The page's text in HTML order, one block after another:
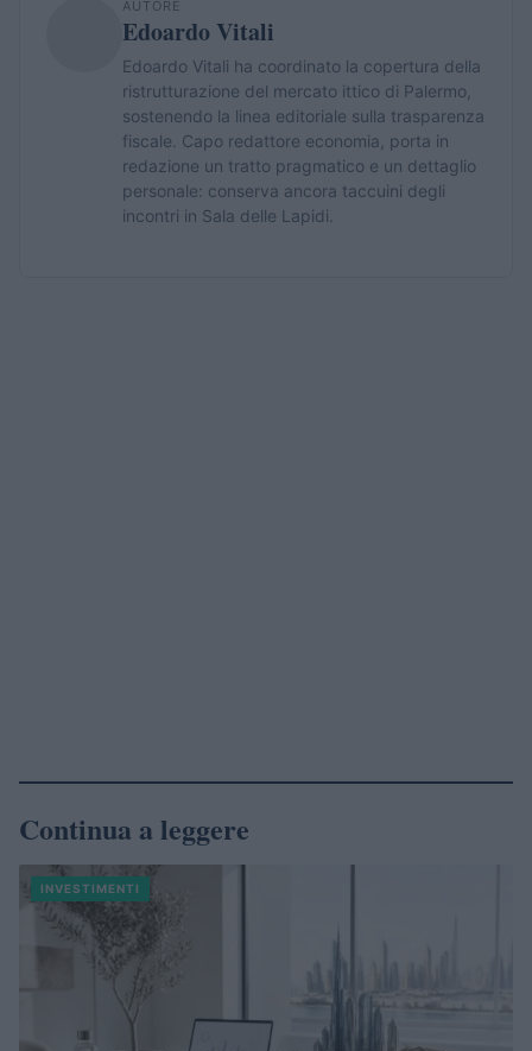
AUTORE
Edoardo Vitali
Edoardo Vitali ha coordinato la copertura della
ristrutturazione del mercato ittico di Palermo,
sostenendo la linea editoriale sulla trasparenza
fiscale. Capo redattore economia, porta in
redazione un tratto pragmatico e un dettaglio
personale: conserva ancora taccuini degli
incontri in Sala delle Lapidi.
Continua a leggere
INVESTIMENTI